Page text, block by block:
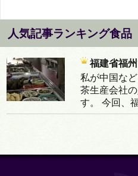
人気記事ランキング食品
福建省福
私が中国な
茶生産会社
す。 今回、